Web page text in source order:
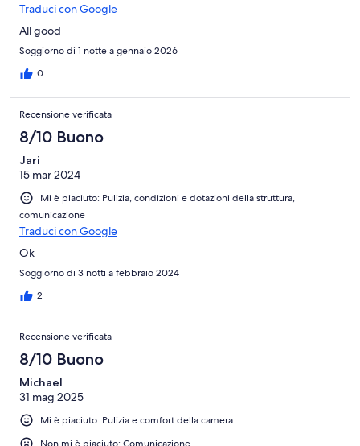
Traduci con Google
All good
Soggiorno di 1 notte a gennaio 2026
0
Recensione verificata
8/10 Buono
Jari
15 mar 2024
Mi è piaciuto: Pulizia, condizioni e dotazioni della struttura,
comunicazione
Traduci con Google
Ok
Soggiorno di 3 notti a febbraio 2024
2
Recensione verificata
8/10 Buono
Michael
31 mag 2025
Mi è piaciuto: Pulizia e comfort della camera